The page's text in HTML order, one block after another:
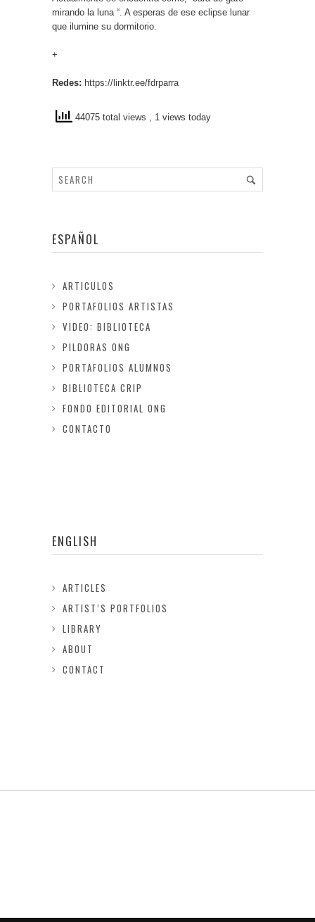
mirando la luna “. A esperas de ese eclipse lunar
que ilumine su dormitorio.
+
Redes: https://linktr.ee/fdrparra
44075 total views , 1 views today
ESPAÑOL
ARTICULOS
PORTAFOLIOS ARTISTAS
VIDEO: BIBLIOTECA
PILDORAS ONG
PORTAFOLIOS ALUMNOS
BIBLIOTECA CRIP
FONDO EDITORIAL ONG
CONTACTO
ENGLISH
ARTICLES
ARTIST’S PORTFOLIOS
LIBRARY
ABOUT
CONTACT